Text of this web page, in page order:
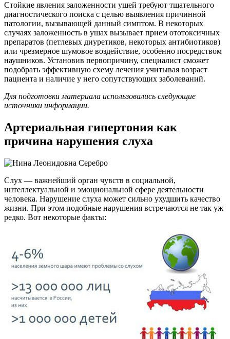
Стойкие явления заложенности ушей требуют тщательного
диагностического поиска с целью выявления причинной
патологии, вызывающей данный симптом. В некоторых
случаях заложенность в ушах вызывает прием ототоксичных
препаратов (петлевых диуретиков, некоторых антибиотиков)
или чрезмерное шумовое воздействие, особенно посредством
наушников. Установив первопричину, специалист сможет
подобрать эффективную схему лечения учитывая возраст
пациента и наличие у него сопутствующих заболеваний.
Для подготовки материала использовались следующие
источники информации.
Артериальная гипертония как
причина нарушения слуха
Слух — важнейший орган чувств в социальной,
интеллектуальной и эмоциональной сфере деятельности
человека. Нарушение слуха может сильно ухудшить качество
жизни. При этом подобные нарушения встречаются не так уж
редко. Вот некоторые факты: